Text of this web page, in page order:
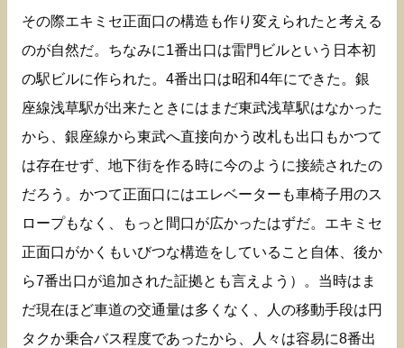
その際エキミセ正面口の構造も作り変えられたと考える
のが自然だ。ちなみに1番出口は雷門ビルという日本初
の駅ビルに作られた。4番出口は昭和4年にできた。銀
座線浅草駅が出来たときにはまだ東武浅草駅はなかった
から、銀座線から東武へ直接向かう改札も出口もかつて
は存在せず、地下街を作る時に今のように接続されたの
だろう。かつて正面口にはエレベーターも車椅子用のス
ロープもなく、もっと間口が広かったはずだ。エキミセ
正面口がかくもいびつな構造をしていること自体、後か
ら7番出口が追加された証拠とも言えよう）。当時はま
だ現在ほど車道の交通量は多くなく、人の移動手段は円
タクか乗合バス程度であったから、人々は容易に8番出